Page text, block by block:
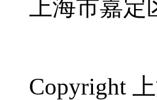
上海市嘉
Copyright